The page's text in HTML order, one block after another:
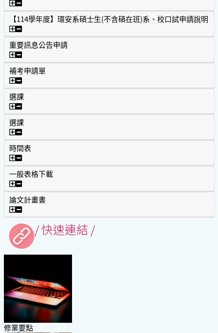
實務專題區
【114學年度】環安系碩士生(不含碩在班)系、校口試申請說明
【114學年度】環安系碩士生(不含碩在班)系、校口試申請說
重要訊息公告申請
重要訊息公告申請
補考申請單
補考申請單
選課
選課
選課
選課
時間表
時間表
一般表格下載
一般表格下載
論文計畫書
論文計畫書
/ 快速連結 /
修業要點